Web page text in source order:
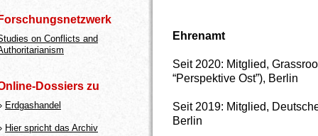
Ehrenamt
Seit 2020: Mitglied,
“Perspektive Ost”), Berlin
Seit 2019: Mitglied,
Berlin
on Conflicts and
Dossiers zu
Erdgashandel
Hier spricht das Archiv